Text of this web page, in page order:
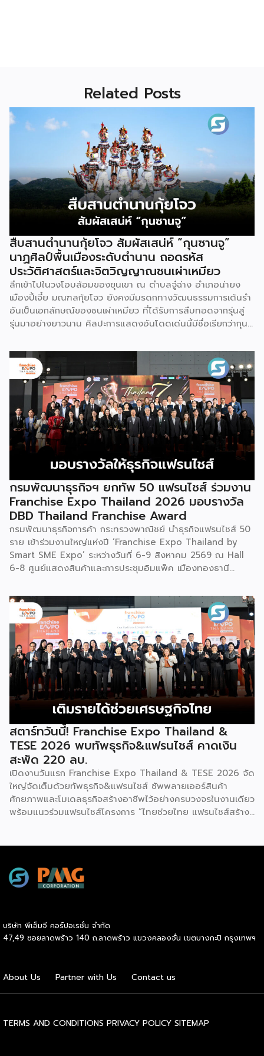
Related Posts
สืบสานตำนานกุ้ยโจว สัมผัสเสน่ห์ “กุนซานจู”
นาฏศิลป์พื้นเมืองระดับตำนาน ถอดรหัส
ประวัติศาสตร์และจิตวิญญาณชนเผ่าเหมียว
ลึกเข้าไปในวงโอบล้อมของขุนเขา ณ ตำบลจู๋ฉ่าง อำเภอน่ายง
เมืองปี้เจี๋ย มณฑลกุ้ยโจว ยังคงมีมรดกทางวัฒนธรรมการเต้นรำ
อันเป็นเอกลักษณ์ของชนเผ่าเหมียว ที่ได้รับการสืบทอดจากรุ่นสู่
รุ่นมาอย่างยาวนาน ศิลปะการแสดงอันโดดเด่นนี้มีชื่อเรียกว่ากุน
โจว” ซึ่งทรงคุณค่าเป็นยิ่งกว่าการแสดง เพราะทำหน้าที่จดบันทึก
ประวัติศาสตร์การอพยพย้ายถิ่นฐาน สะท้อนภูมิปัญญาทาง
วัฒนธรรมอันรุ่มรวย และตอกย้ำจิตวิญญาณอันแข็งแกร่งของ
ชนเผ่าเหมียวไว้ได้อย่างงดงาม ตำนานเล่าว่า ยามอพยพย้าย
ถิ่นฐานในอดีตกาล เส้นทางของชาวเหมียวต้องเผชิญกับเทือกเขา
สูงชันและพงหนามรกร้าง เพื่อเปิดทางให้เพื่อนพ้องเดินทางผ่าน
พงไพร เหล่าผู้กล้าหาญจึงใช้ร่างกายของตนกลิ้งทับพงหนาม
อย่างไม่เกรงกลัวเพื่อถางทางให้คนในเผ่า ด้วยเหตุนี้ คนรุ่นหลังจึง
ได้จำลองท่วงท่าการกลิ้งตัวดังกล่าวมาต่อยอดและรังสรรค์เป็น
ระบำลู่เซิงอันเป็นเอกลักษณ์ เพื่อรำลึกถึงความกล้าหาญและหยาด
เหงื่อแรงกายของบรรพบุรุษ โดยทุกท่วงท่าการกลิ้งตัวคือการ
คารวะต่อบรรพชน และทุกการกระโดดสะท้อนถึงจิตวิญญาณอัน
แรงกล้าของชนเผ่าเหมียว กุนซานจูถือเป็นหนึ่งในศิลปะการ
เต้นรำที่ปราบเซียนและท้าทายที่สุดของชนเผ่าเหมียว ผู้แสดงจะ
สวมเสื้อนอกสีขาวปักลายอันประณีต และสวมหมวกขนไก่ฟ้า
พร้อมบรรเลงลู่เซิงแบบ 6 ท่อ จุดที่ท้าทายที่สุดคือเสียงเพลงจะ
ต้องพลิ้วไหวอย่างต่อเนื่อง นักเต้นจึงต้องเป่าลู่เซิงอย่าง
สม่ำเสมอโดยไม่สะดุด แม้ในยามที่ต้องโลดโผนด้วยท่วงท่าที่ยาก
ผ่านชามใส่น้ำที่วางเรียงเอาไว้ โดยต้องทรงตัวด้วยความแม่นยำ
อย่างน่าอัศจรรย์ พร้อมรังสรรค์ลีลาท่ารำอันตื่นตาตื่นใจ ไม่ว่าจะ
เป็นท่านางแอ่นบิน พีระมิดมนุษย์ หรือท่ามังกรพลิกกาย การ
ผสานท่วงทำนอง การเคลื่อนไหว ลมหายใจ และพละกำลังเข้าด้วย
กันอย่างสมบูรณ์แบบนี้เอง ที่หล่อหลอมให้เกิดเป็นสุนทรียศาสตร์
อันเป็นเอกลักษณ์ของศิลปะโบราณชนิดนี้ นับตั้งแต่คริสต์
ทศวรรษ 1990 เป็นต้นมา กุนซานจูได้รับการยอมรับอย่างกว้าง
ขวางทั้งในและต่างประเทศ […]
กรมพัฒนาธุรกิจฯ ยกทัพ 50 แฟรนไชส์ ร่วมงาน
Franchise Expo Thailand 2026 มอบรางวัล
DBD Thailand Franchise Award
กรมพัฒนาธุรกิจการค้า กระทรวงพาณิชย์ นำธุรกิจแฟรนไชส์ 50
ราย เข้าร่วมงานใหญ่แห่งปี ‘Franchise Expo Thailand by
Smart SME Expo’ ระหว่างวันที่ 6-9 สิงหาคม 2569 ณ Hall
6-8 ศูนย์แสดงสินค้าและการประชุมอิมแพ็ค เมืองทองธานี
2026 ให้แก่ผู้ประกอบธุรกิจแฟรนไชส์ที่อยู่ในการส่งเสริมสนับสนุน
ของกรมฯ นายพูนพงษ์ นัยนาภากรณ์ อธิบดีกรมพัฒนาธุรกิจ
การค้า กระทรวงพาณิชย์ เปิดเผยภายหลังเป็นประธานเปิดงาน
“งานแฟรนไชส์ เอ็กซ์โป ไทยแลนด์ บาย สมาร์ท เอสเอ็มอี เอ็กซ์
โป (Franchise Expo Thailand by Smart SME Expo)” ซึ่ง
เป็นงานแสดงธุรกิจแฟรนไชส์ชั้นนำที่จัดขึ้นโดย บริษัท พีเอ็มจี
คอร์ปอเรชัน จำกัด เพื่อยกระดับศักยภาพของผู้ประกอบการและ
เจ้าของธุรกิจที่ต้องการขยายกิจการผ่านระบบแฟรนไชส์ […]
สตาร์ทวันนี้! Franchise Expo Thailand &
TESE 2026 พบทัพธุรกิจ&แฟรนไชส์ คาดเงิน
สะพัด 220 ลบ.
เปิดงานวันแรก Franchise Expo Thailand & TESE 2026 จัด
ใหญ่จัดเต็มด้วยทัพธุรกิจ&แฟรนไชส์ ซัพพลายเออร์สินค้า
ศักยภาพและโมเดลธุรกิจสร้างอาชีพไว้อย่างครบวงจรในงานเดียว
พร้อมแนวร่วมแฟรนไชส์โครงการ “ไทยช่วยไทย แฟรนไชส์สร้าง
ความรู้โดยผู้ทรงคุณวุฒิคับคั่ง และกิจกรรมเจรจาจับคู่ธุรกิจทั้งใน
และต่างประเทศ งานจัดต่อเนื่องระหว่างวันที่ 6-9 สิงหาคมนี้ ที่
ธุรกิจการค้า กระทรวงพาณิชย์ กล่าวว่า งาน ” Franchise Expo
Thailand & Thailand E-Commerce Selection Expo
บริษัท พีเอ็มจี คอร์ปอเรชั่น จำกัด
47,49 ซอยลาดพร้าว 140 ถ.ลาดพร้าว แขวงคลองจั่น เขตบางกะปิ กรุงเทพฯ
About Us Partner with Us Contact us
TERMS AND CONDITIONS PRIVACY POLICY SITEMAP